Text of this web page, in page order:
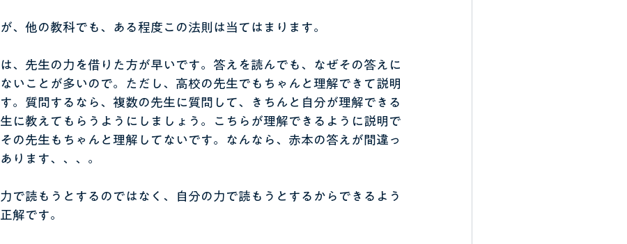
、他の教科でも、ある程度この法則は当てはまります。
、先生の力を借りた方が早いです。答えを読んでも、なぜその答えに
いことが多いので。ただし、高校の先生でもちゃんと理解できて説明
。質問するなら、複数の先生に質問して、きちんと自分が理解できる
に教えてもらうようにしましょう。こちらが理解できるように説明で
の先生もちゃんと理解してないです。なんなら、赤本の答えが間違っ
ります、、、。
で読もうとするのではなく、自分の力で読もうとするからできるよう
解です。